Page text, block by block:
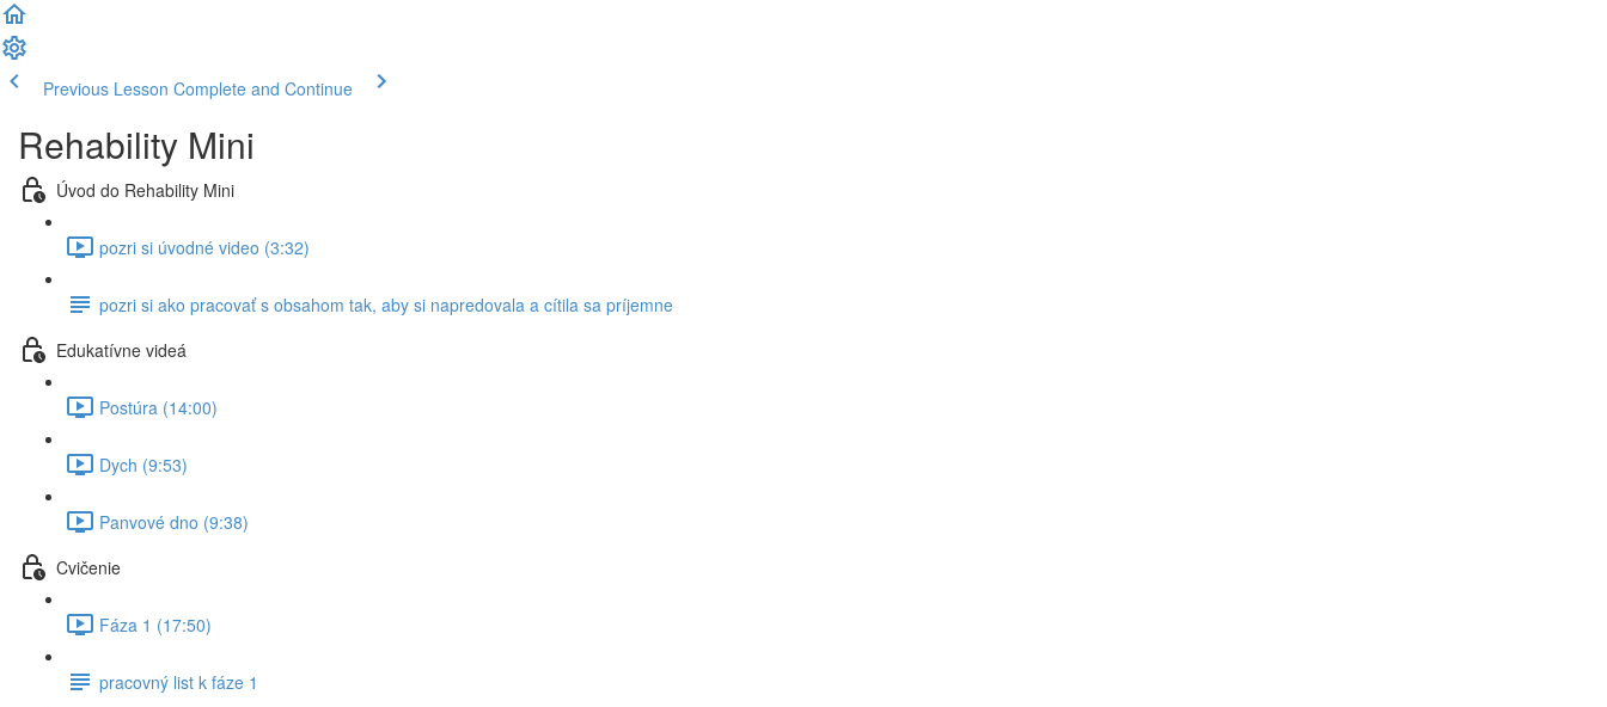
Previous Lesson Complete and Continue
Rehability Mini
Úvod do Rehability Mini
pozri si úvodné video (3:32)
pozri si ako pracovať s obsahom tak, aby si napredovala a cítila sa príjemne
Edukatívne videá
Postúra (14:00)
Dych (9:53)
Panvové dno (9:38)
Cvičenie
Fáza 1 (17:50)
pracovný list k fáze 1